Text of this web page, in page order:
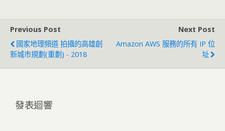
Previous Post
國家地理頻道 拍攝的高雄創
新城市規劃(重劃) - 2018
Next Post
Amazon AWS 服務的所有 IP 位
址
發表迴響